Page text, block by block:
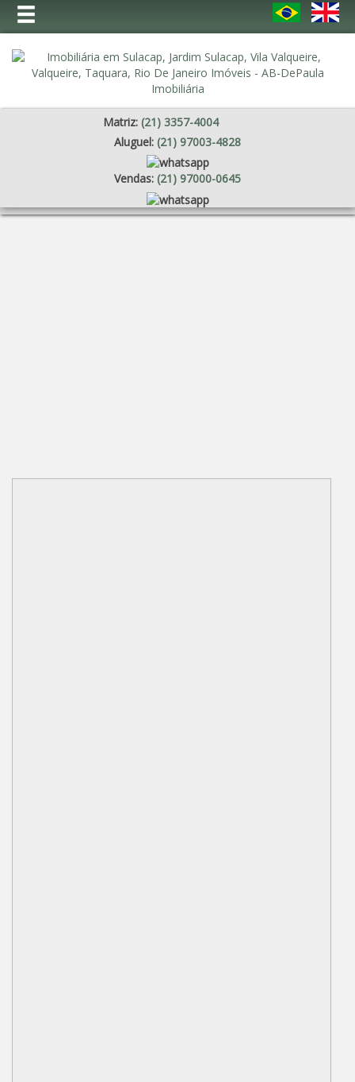
Matriz: (21) 3357-4004
Aluguel: (21) 97003-4828
Vendas: (21) 97000-0645